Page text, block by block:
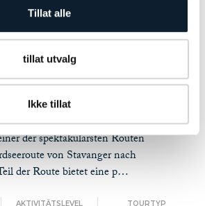
Tillat alle
tillat utvalg
Ikke tillat
durchaus anspruchsvolle
der spektakulärsten Routen
von Stavanger nach
der Route bietet eine p…
AKTIVITÄTSLEVEL TOURTYP